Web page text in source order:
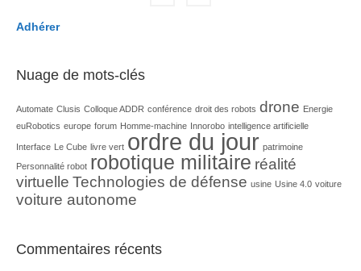
publications
Adhérer
Nuage de mots-clés
Automate Clusis Colloque ADDR conférence droit des robots drone Energie
euRobotics europe forum Homme-machine Innorobo intelligence artificielle
Interface Le Cube livre vert ordre du jour patrimoine
Personnalité robot robotique militaire réalité
virtuelle Technologies de défense usine Usine 4.0 voiture
voiture autonome
Commentaires récents